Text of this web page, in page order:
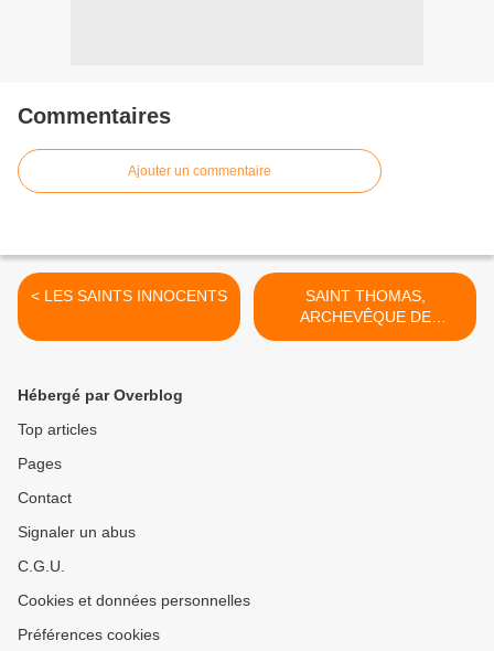
Commentaires
Ajouter un commentaire
< LES SAINTS INNOCENTS
SAINT THOMAS,
ARCHEVÊQUE DE
CANTORBERY ET
Hébergé par Overblog
Top articles
Pages
Contact
Signaler un abus
C.G.U.
Cookies et données personnelles
Préférences cookies